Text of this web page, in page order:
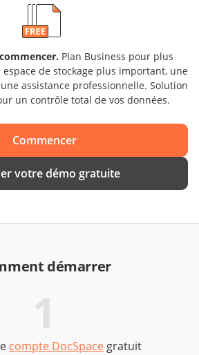
Plan Business pour plus
de stockage plus important, une
assistance professionnelle. Solution
un contrôle total de vos données.
Commencer
votre démo gratuite
démarrer
1
compte DocSpacegratuit